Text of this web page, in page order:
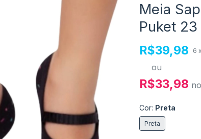
Meia
Puket
R$39,98 6
ou
R$33,98 no
Cor: Preta
Preta